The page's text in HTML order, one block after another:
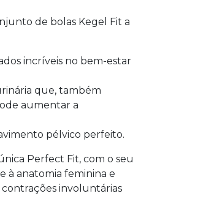
de bolas Kegel Fit a
incríveis no bem-estar
que, também
aumentar a
pélvico perfeito.
Perfect Fit, com o seu
à anatomia feminina e
involuntárias